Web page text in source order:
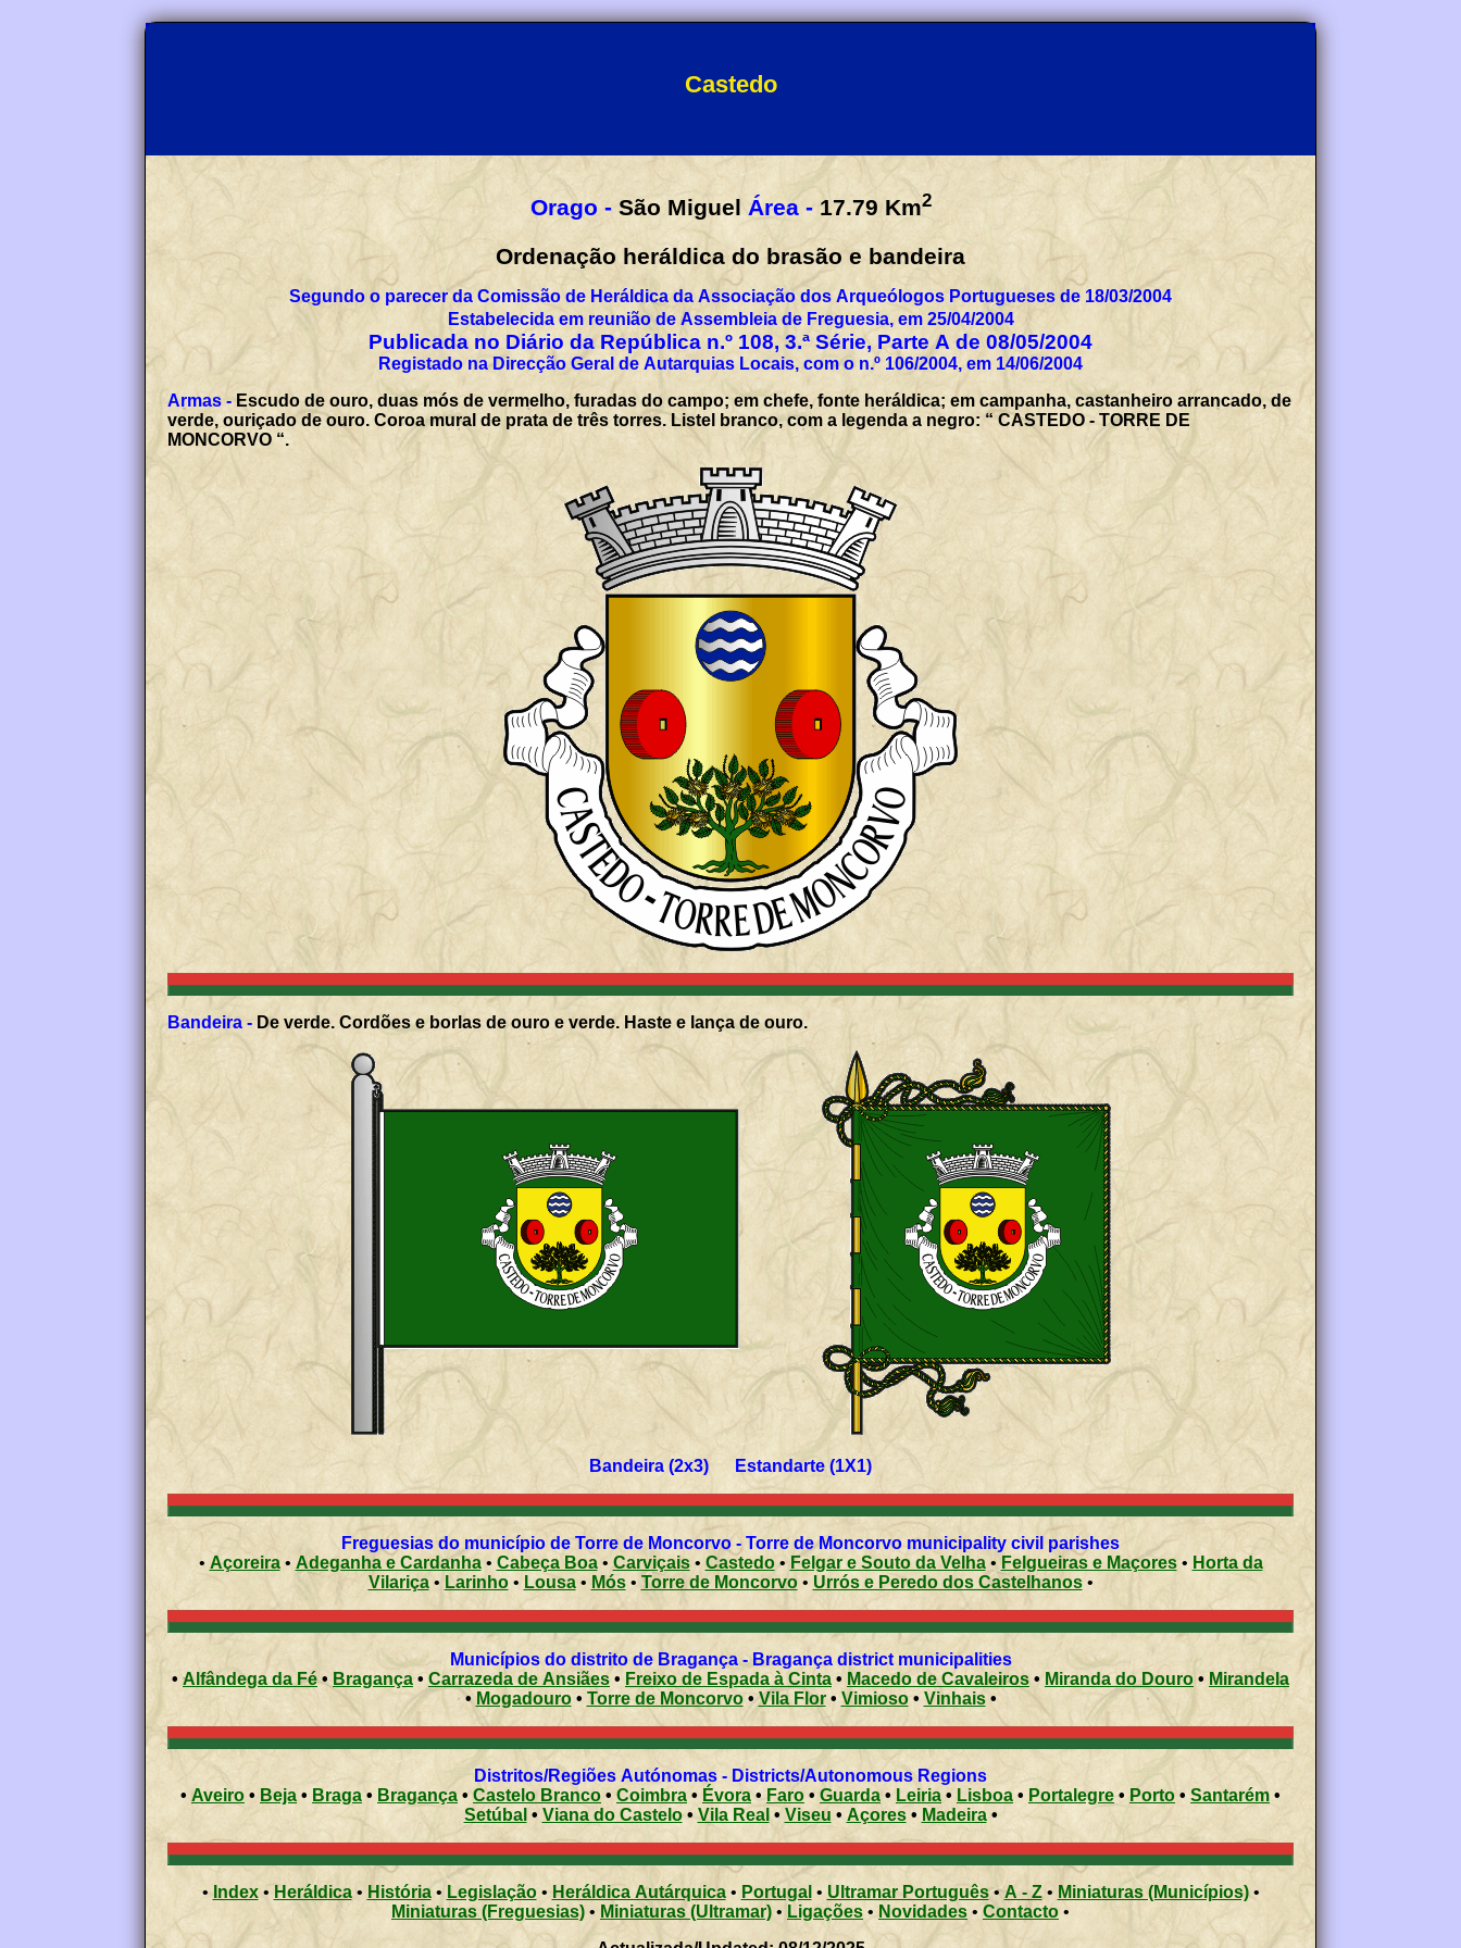
Castedo
Orago - São Miguel Área - 17.79 Km2
Ordenação heráldica do brasão e bandeira
Segundo o parecer da Comissão de Heráldica da Associação dos Arqueólogos Portugueses de 18/03/2004
Estabelecida em reunião de Assembleia de Freguesia, em 25/04/2004
Publicada no Diário da República n.º 108, 3.ª Série, Parte A de 08/05/2004
Registado na Direcção Geral de Autarquias Locais, com o n.º 106/2004, em 14/06/2004
Armas - Escudo de ouro, duas mós de vermelho, furadas do campo; em chefe, fonte heráldica; em campanha, castanheiro arrancado, de
verde, ouriçado de ouro. Coroa mural de prata de três torres. Listel branco, com a legenda a negro: “ CASTEDO - TORRE DE
MONCORVO “.
Bandeira - De verde. Cordões e borlas de ouro e verde. Haste e lança de ouro.
Bandeira (2x3) Estandarte (1X1)
Freguesias do município de Torre de Moncorvo - Torre de Moncorvo municipality civil parishes
• Açoreira• Adeganha e Cardanha• Cabeça Boa• Carviçais• Castedo• Felgar e Souto da Velha• Felgueiras e Maçores• Horta da
Vilariça• Larinho• Lousa• Mós• Torre de Moncorvo• Urrós e Peredo dos Castelhanos•
Municípios do distrito de Bragança - Bragança district municipalities
• Alfândega da Fé• Bragança•Carrazeda de Ansiães• Freixo de Espada à Cinta • Macedo de Cavaleiros • Miranda do Douro • Mirandela
• Mogadouro• Torre de Moncorvo•Vila Flor• Vimioso• Vinhais•
Distritos/Regiões Autónomas - Districts/Autonomous Regions
• Aveiro • Beja • Braga• Bragança • Castelo Branco • Coimbra • Évora•Faro • Guarda • Leiria • Lisboa • Portalegre• Porto• Santarém •
Setúbal • Viana do Castelo•Vila Real • Viseu • Açores • Madeira •
•Index• Heráldica• História • Legislação • Heráldica Autárquica• Portugal • Ultramar Português•A - Z• Miniaturas (Municípios)•
Miniaturas (Freguesias) • Miniaturas (Ultramar) • Ligações • Novidades • Contacto •